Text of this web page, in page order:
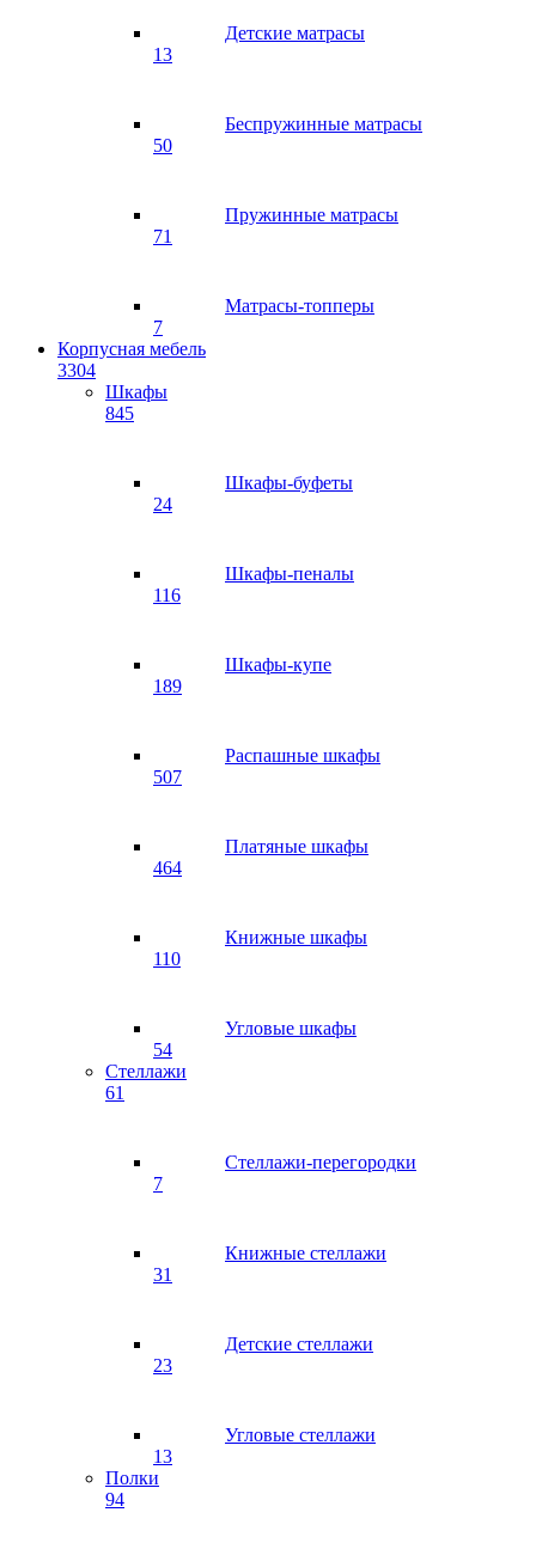
Детские матрасы
13
Беспружинные матрасы
50
Пружинные матрасы
71
Матрасы-топперы
7
Корпусная мебель
3304
Шкафы
845
Шкафы-буфеты
24
Шкафы-пеналы
116
Шкафы-купе
189
Распашные шкафы
507
Платяные шкафы
464
Книжные шкафы
110
Угловые шкафы
54
Стеллажи
61
Стеллажи-перегородки
7
Книжные стеллажи
31
Детские стеллажи
23
Угловые стеллажи
13
Полки
94